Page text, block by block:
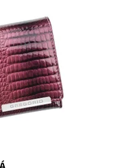
zaujme na první